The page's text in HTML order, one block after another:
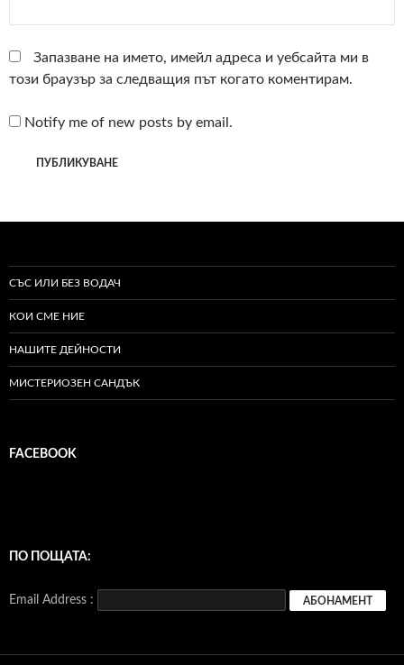
Запазване на името, имейл адреса и уебсайта ми в
този браузър за следващия път когато коментирам.
Notify me of new posts by email.
СЪС ИЛИ БЕЗ ВОДАЧ
КОИ СМЕ НИЕ
НАШИТЕ ДЕЙНОСТИ
МИСТЕРИОЗЕН САНДЪК
FACEBOOK
ПО ПОЩАТА:
Email Address :